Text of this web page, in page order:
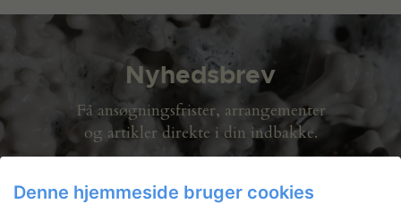
Nyhedsbrev
Få ansøgningsfrister, arrangementer
og artikler direkte i din indbakke.
Denne hjemmeside bruger cookies